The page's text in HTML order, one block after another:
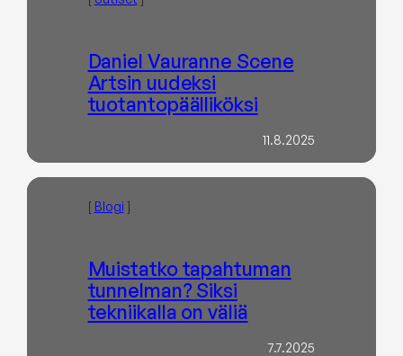
Daniel Vauranne Scene
Artsin uudeksi
tuotantopäälliköksi
11.8.2025
[ Blogi ]
Muistatko tapahtuman
tunnelman? Siksi
tekniikalla on väliä
7.7.2025